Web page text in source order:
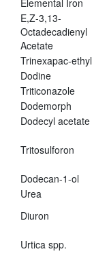
Elemental Iron
E,Z-3,13-
Octadecadienyl
Acetate
Trinexapac-ethyl
Dodine
Triticonazole
Dodemorph
Dodecyl acetate
Tritosulforon
Dodecan-1-ol
Urea
Diuron
Urtica spp.